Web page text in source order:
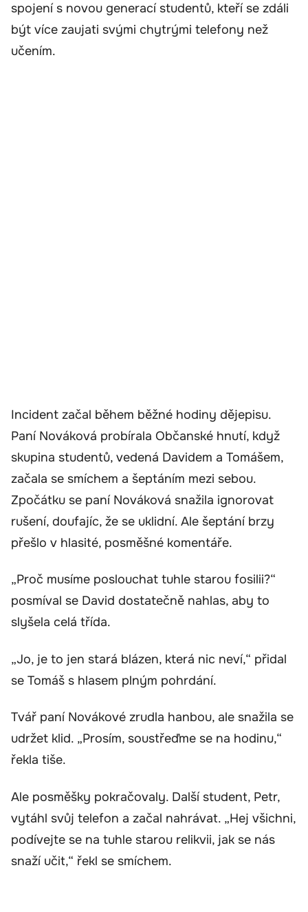
spojení s novou generací studentů, kteří se zdáli
být více zaujati svými chytrými telefony než
učením.
Incident začal během běžné hodiny dějepisu.
Paní Nováková probírala Občanské hnutí, když
skupina studentů, vedená Davidem a Tomášem,
začala se smíchem a šeptáním mezi sebou.
Zpočátku se paní Nováková snažila ignorovat
rušení, doufajíc, že se uklidní. Ale šeptání brzy
přešlo v hlasité, posměšné komentáře.
„Proč musíme poslouchat tuhle starou fosilii?“
posmíval se David dostatečně nahlas, aby to
slyšela celá třída.
„Jo, je to jen stará blázen, která nic neví,“ přidal
se Tomáš s hlasem plným pohrdání.
Tvář paní Novákové zrudla hanbou, ale snažila se
udržet klid. „Prosím, soustřeďme se na hodinu,“
řekla tiše.
Ale posměšky pokračovaly. Další student, Petr,
vytáhl svůj telefon a začal nahrávat. „Hej všichni,
podívejte se na tuhle starou relikvii, jak se nás
snaží učit,“ řekl se smíchem.